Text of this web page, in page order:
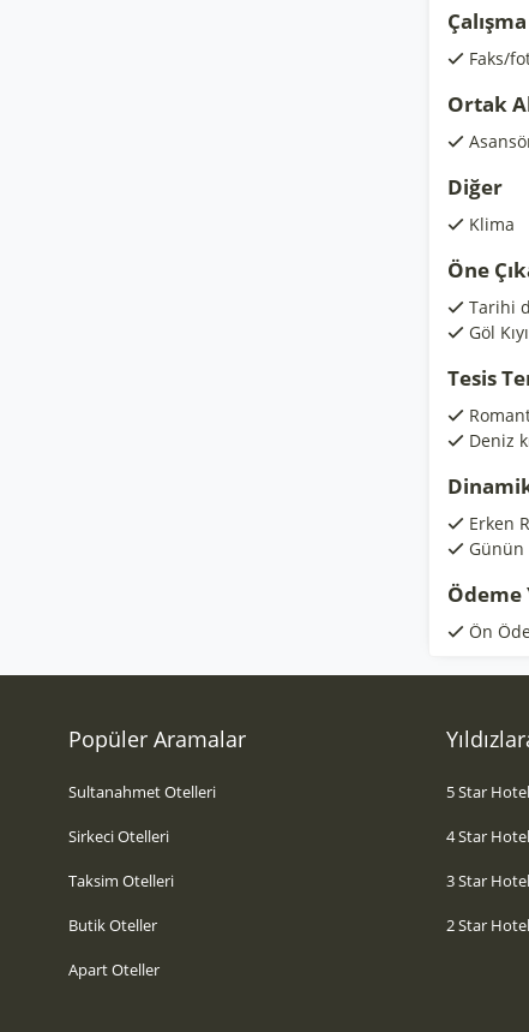
Faks/
Ortak
Diğer
Klima
Öne
Tarihi
Göl
Tesis
Deniz
Erken
Günün
Ön
Popüler Aramalar
Sultanahmet Otelleri
Sirkeci Otelleri
Taksim Otelleri
Butik Oteller
Apart Oteller
5 Star
4 Star
3 Star
2 Star